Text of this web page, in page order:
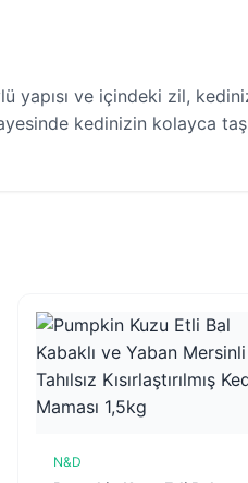
ve içindeki zil,
kedinizin kolayca
N&D